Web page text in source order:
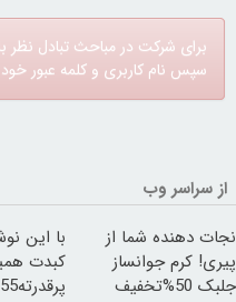
برای شرکت در مباحث تبادل نظر
سپس نام کاربری و کلمه عبور خود
از سراسر وب
نجات دهنده شما از
پیری! کرم جوانساز
جلبک 50%تخفیف
با این
کبدت
پرقدرته55%تخفیف